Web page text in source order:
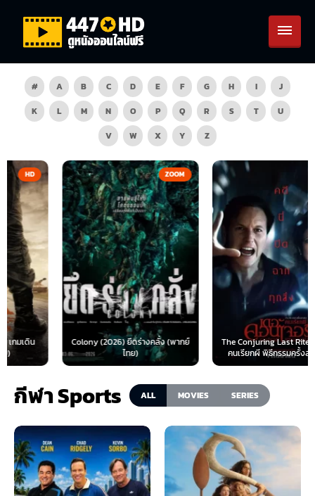
# A B C D E F G H I
J
K
L M N O P Q R S T
U
V
W X Y Z
ZOOM
Colony (2026) ยึดร่างคลั่ง (พากย์
ไทย)
The Conjuring Last Rites (2025)
คนเรียกผี พิธีกรรมครั้งสุดท้าย...
กีฬา Sports ALL MOVIES SERIES